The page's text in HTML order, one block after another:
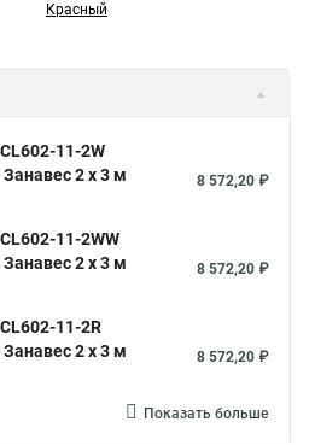
Красный
11-2W
2 x 3 м
8 572,20 ₽
11-2WW
2 x 3 м
8 572,20 ₽
11-2R
2 x 3 м
8 572,20 ₽
Показать больше